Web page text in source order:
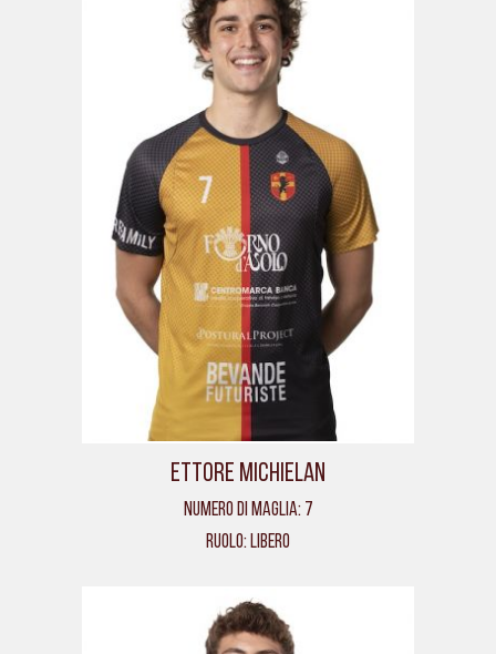
Ettore Michielan
Numero di maglia: 7
Ruolo: Libero